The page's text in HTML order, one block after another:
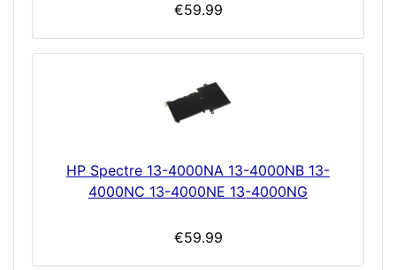
€59.99
HP Spectre 13-4000NA 13-4000NB 13-
4000NC 13-4000NE 13-4000NG
€59.99